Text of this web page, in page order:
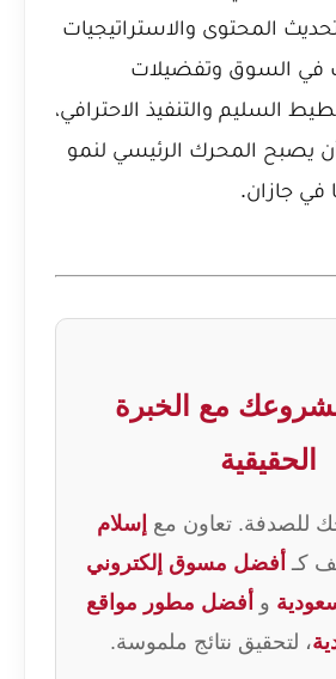
المحتوى والاستراتيجيات
في السوق وتفضيلات
السليم والتنفيذ الاحترافي،
يصبح المحرك الرئيسي لنمو
في جازان.
مع الخبرة
الحقيقية
للصدفة. تعاون مع إسلام
كـ أفضل مسوق إلكتروني
و أفضل مطور مواقع
، لتحقيق نتائج ملموسة.